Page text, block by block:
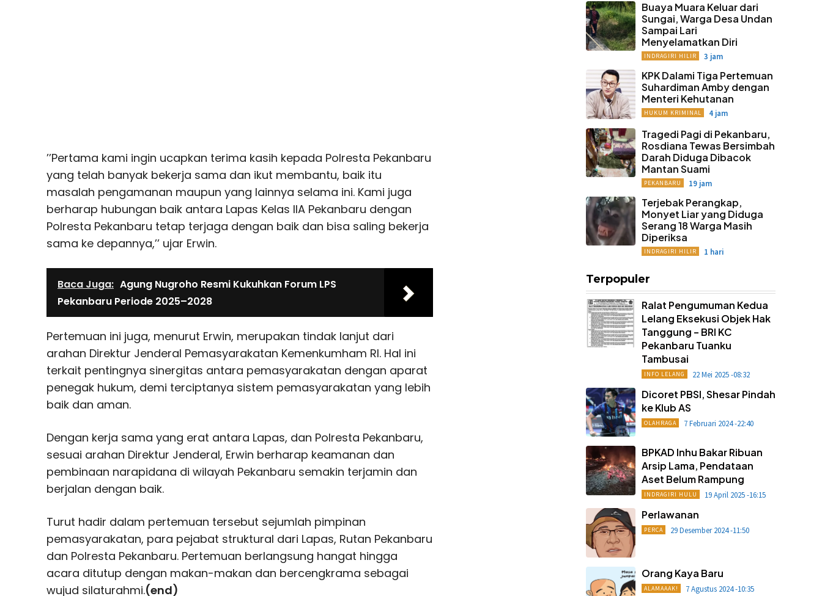
’’Pertama kami ingin ucapkan terima kasih kepada Polresta Pekanbaru
yang telah banyak bekerja sama dan ikut membantu, baik itu
masalah pengamanan maupun yang lainnya selama ini. Kami juga
berharap hubungan baik antara Lapas Kelas IIA Pekanbaru dengan
Polresta Pekanbaru tetap terjaga dengan baik dan bisa saling bekerja
sama ke depannya,’’ ujar Erwin.
Baca Juga: Agung Nugroho Resmi Kukuhkan Forum LPS
Pekanbaru Periode 2025–2028
Pertemuan ini juga, menurut Erwin, merupakan tindak lanjut dari
arahan Direktur Jenderal Pemasyarakatan Kemenkumham RI. Hal ini
terkait pentingnya sinergitas antara pemasyarakatan dengan aparat
penegak hukum, demi terciptanya sistem pemasyarakatan yang lebih
baik dan aman.
Dengan kerja sama yang erat antara Lapas, dan Polresta Pekanbaru,
sesuai arahan Direktur Jenderal, Erwin berharap keamanan dan
pembinaan narapidana di wilayah Pekanbaru semakin terjamin dan
berjalan dengan baik.
Turut hadir dalam pertemuan tersebut sejumlah pimpinan
pemasyarakatan, para pejabat struktural dari Lapas, Rutan Pekanbaru
dan Polresta Pekanbaru. Pertemuan berlangsung hangat hingga
acara ditutup dengan makan-makan dan bercengkrama sebagai
wujud silaturahmi.(end)
Buaya Muara Keluar dari
Sungai, Warga Desa Undan
Sampai Lari
Menyelamatkan Diri
INDRAGIRI HILIR 3 jam
KPK Dalami Tiga Pertemuan
Suhardiman Amby dengan
Menteri Kehutanan
HUKUM KRIMINAL 4 jam
Tragedi Pagi di Pekanbaru,
Rosdiana Tewas Bersimbah
Darah Diduga Dibacok
Mantan Suami
PEKANBARU 19 jam
Terjebak Perangkap,
Monyet Liar yang Diduga
Serang 18 Warga Masih
Diperiksa
INDRAGIRI HILIR 1 hari
Terpopuler
Ralat Pengumuman Kedua
Lelang Eksekusi Objek Hak
Tanggung – BRI KC
Pekanbaru Tuanku
Tambusai
INFO LELANG 22 Mei 2025 -08:32
Dicoret PBSI, Shesar Pindah
ke Klub AS
OLAHRAGA 7 Februari 2024 -22:40
BPKAD Inhu Bakar Ribuan
Arsip Lama, Pendataan
Aset Belum Rampung
INDRAGIRI HULU 19 April 2025 -16:15
Perlawanan
PERCA 29 Desember 2024 -11:50
Orang Kaya Baru
ALAMAAAK! 7 Agustus 2024 -10:35